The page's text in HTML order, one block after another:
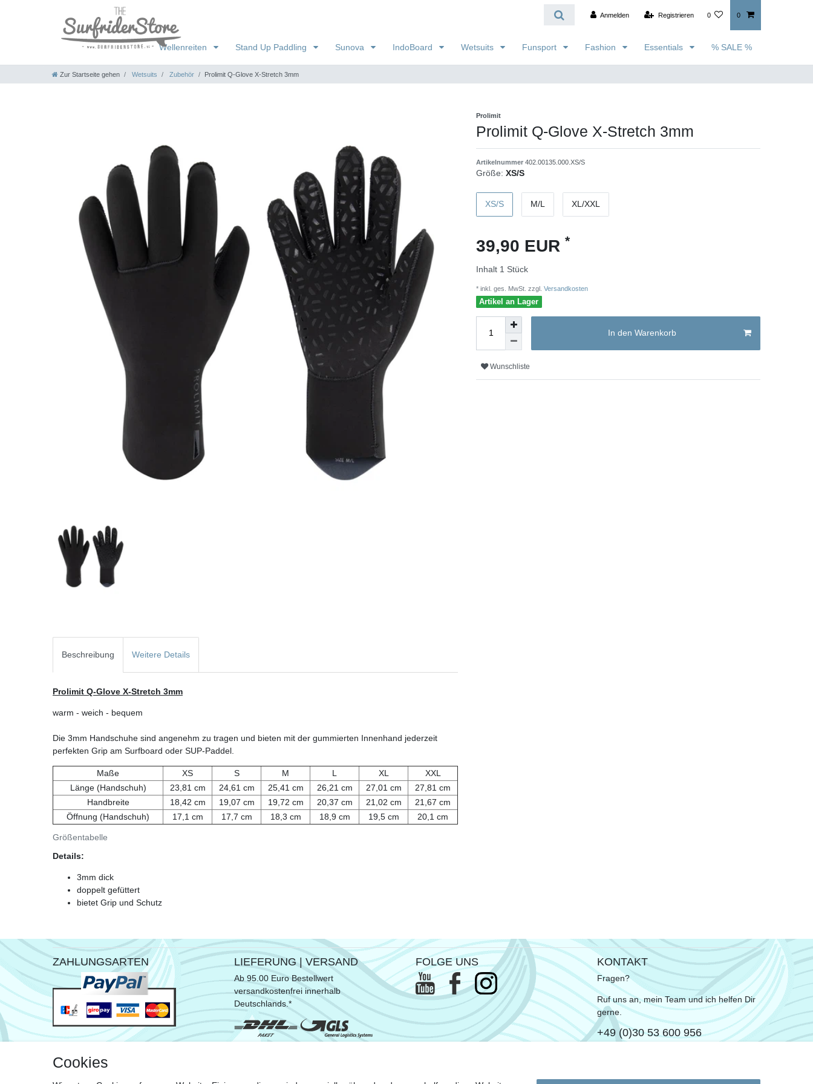
Anmelden Registrieren 0 0
Wellenreiten Stand Up Paddling Sunova IndoBoard Wetsuits Funsport Fashion Essentials % SALE %
Zur Startseite gehen Wetsuits Zubehör Prolimit Q-Glove X-Stretch 3mm
Prolimit
Prolimit Q-Glove X-Stretch 3mm
Artikelnummer 402.00135.000.XS/S
Größe: XS/S
XS/S M/L XL/XXL
39,90 EUR *
Inhalt 1 Stück
* inkl. ges. MwSt. zzgl. Versandkosten
Artikel an Lager
In den Warenkorb
Wunschliste
Beschreibung Weitere Details
Prolimit Q-Glove X-Stretch 3mm
warm - weich - bequem
Die 3mm Handschuhe sind angenehm zu tragen und bieten mit der gummierten Innenhand jederzeit
perfekten Grip am Surfboard oder SUP-Paddel.
Größentabelle
Maße XS S M L XL
XXL
Länge (Handschuh)
23,81 cm 24,61 cm 25,41 cm 26,21 cm 27,01 cm
27,81 cm
Handbreite
18,42 cm 19,07 cm 19,72 cm 20,37 cm 21,02 cm
21,67 cm
Öffnung (Handschuh)
17,1 cm 17,7 cm 18,3 cm 18,9 cm 19,5 cm 20,1 cm
Details:
3mm dick
doppelt gefüttert
bietet Grip und Schutz
ZAHLUNGSARTEN LIEFERUNG | VERSAND
Ab 95.00 Euro Bestellwert
versandkostenfrei innerhalb
Deutschlands.*
FOLGE UNS KONTAKT
Fragen?
Ruf uns an, mein Team und ich helfen Dir
gerne.
+49 (0)30 53 600 956
Cookies